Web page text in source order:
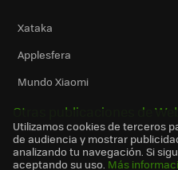
Xataka
Applesfera
Mundo Xiaomi
Otras publicaciones de
Utilizamos cookies de terceros
de audiencia y mostrar
analizando tu navegación. Si
aceptando su uso. Más